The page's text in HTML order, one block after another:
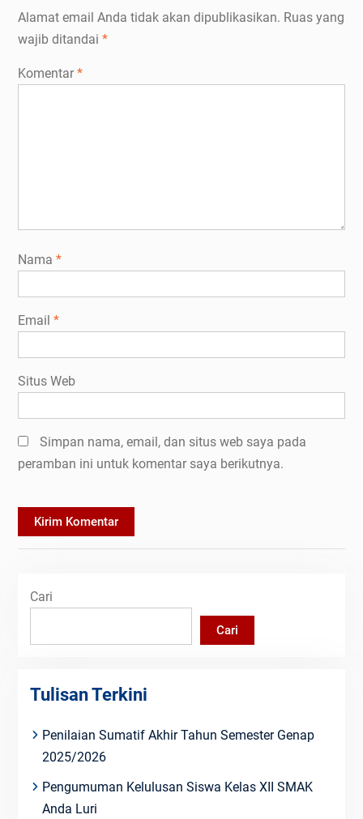
Alamat email Anda tidak akan dipublikasikan. Ruas yang
wajib ditandai *
Komentar*
Nama *
Email *
Situs Web
Simpan nama, email, dan situs web saya pada
peramban ini untuk komentar saya berikutnya.
Cari
Cari
Tulisan Terkini
Penilaian Sumatif Akhir Tahun Semester Genap
2025/2026
Pengumuman Kelulusan Siswa Kelas XII SMAK
Anda Luri